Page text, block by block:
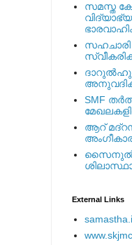
സമസ്ത
SMF
ആറ്
സൈനുല്‍
External ‎Links